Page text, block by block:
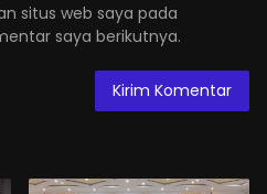
situs web saya pada
saya berikutnya.